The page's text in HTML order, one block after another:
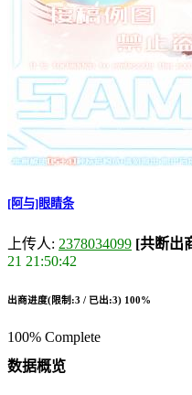
[阿与]眼睛条
上传人: 2378034099 [共断出
21 21:50:42
出商进度(限制:3 / 已出:3) 100%
100% Complete
数据概览